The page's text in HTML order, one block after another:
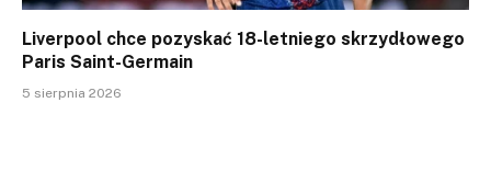
Liverpool chce pozyskać 18-letniego skrzydłowego
Paris Saint-Germain
5 sierpnia 2026